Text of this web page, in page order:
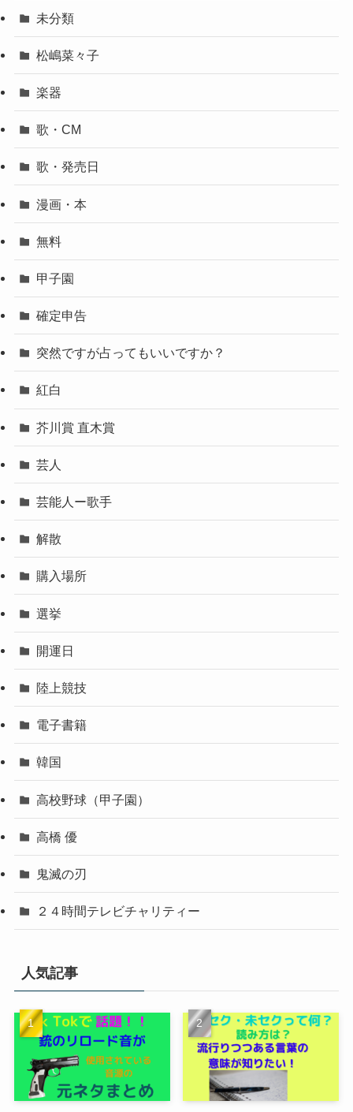
未分類
松嶋菜々子
楽器
歌・CM
歌・発売日
漫画・本
無料
甲子園
確定申告
突然ですが占ってもいいですか？
紅白
芥川賞 直木賞
芸人
芸能人ー歌手
解散
購入場所
選挙
開運日
陸上競技
電子書籍
韓国
高校野球（甲子園）
高橋 優
鬼滅の刃
２４時間テレビチャリティー
人気記事